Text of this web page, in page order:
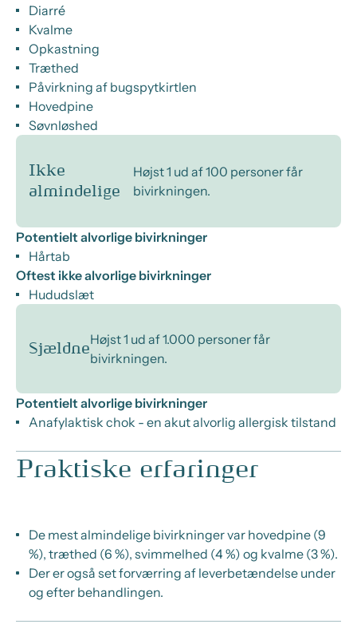
Diarré
Kvalme
Opkastning
Træthed
Påvirkning af bugspytkirtlen
Hovedpine
Søvnløshed
Ikke
almindelige
Højst 1 ud af 100 personer får
bivirkningen.
Potentielt alvorlige bivirkninger
Hårtab
Oftest ikke alvorlige bivirkninger
Hududslæt
Sjældne
Højst 1 ud af 1.000 personer får
bivirkningen.
Potentielt alvorlige bivirkninger
Anafylaktisk chok - en akut alvorlig allergisk tilstand
Praktiske erfaringer
De mest almindelige bivirkninger var hovedpine (9
%), træthed (6 %), svimmelhed (4 %) og kvalme (3 %).
Der er også set forværring af leverbetændelse under
og efter behandlingen.